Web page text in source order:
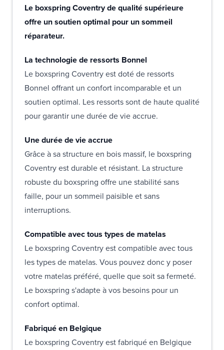
Le boxspring Coventry de qualité supérieure
offre un soutien optimal pour un sommeil
réparateur.
La technologie de ressorts Bonnel
Le boxspring Coventry est doté de ressorts
Bonnel offrant un confort incomparable et un
soutien optimal. Les ressorts sont de haute qualité
pour garantir une durée de vie accrue.
Une durée de vie accrue
Grâce à sa structure en bois massif, le boxspring
Coventry est durable et résistant. La structure
robuste du boxspring offre une stabilité sans
faille, pour un sommeil paisible et sans
interruptions.
Compatible avec tous types de matelas
Le boxspring Coventry est compatible avec tous
les types de matelas. Vous pouvez donc y poser
votre matelas préféré, quelle que soit sa fermeté.
Le boxspring s'adapte à vos besoins pour un
confort optimal.
Fabriqué en Belgique
Le boxspring Coventry est fabriqué en Belgique